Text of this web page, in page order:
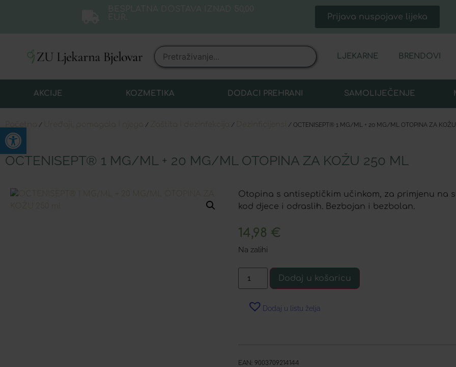
Open toolbar
Prijava nuspojave lijeka
LJEKARNE BRENDOVI
AKCIJE KOZMETIKA DODACI PREHRANI SAMOLIJEČENJE
/ / / / OCTENISEPT® 1 MG/ML + 20 MG/ML OTOPINA ZA
OCTENISEPT® 1 MG/ML + 20 MG/ML OTOPINA ZA KOŽU 250 ML
Otopina s antiseptičkim učinkom, za primjenu na
kod djece i odraslih. Bezbojan i bezbolan.
14,98 €
Na zalihi
Dodaj u košaricu
Dodaj u listu želja
EAN: 9003709214144